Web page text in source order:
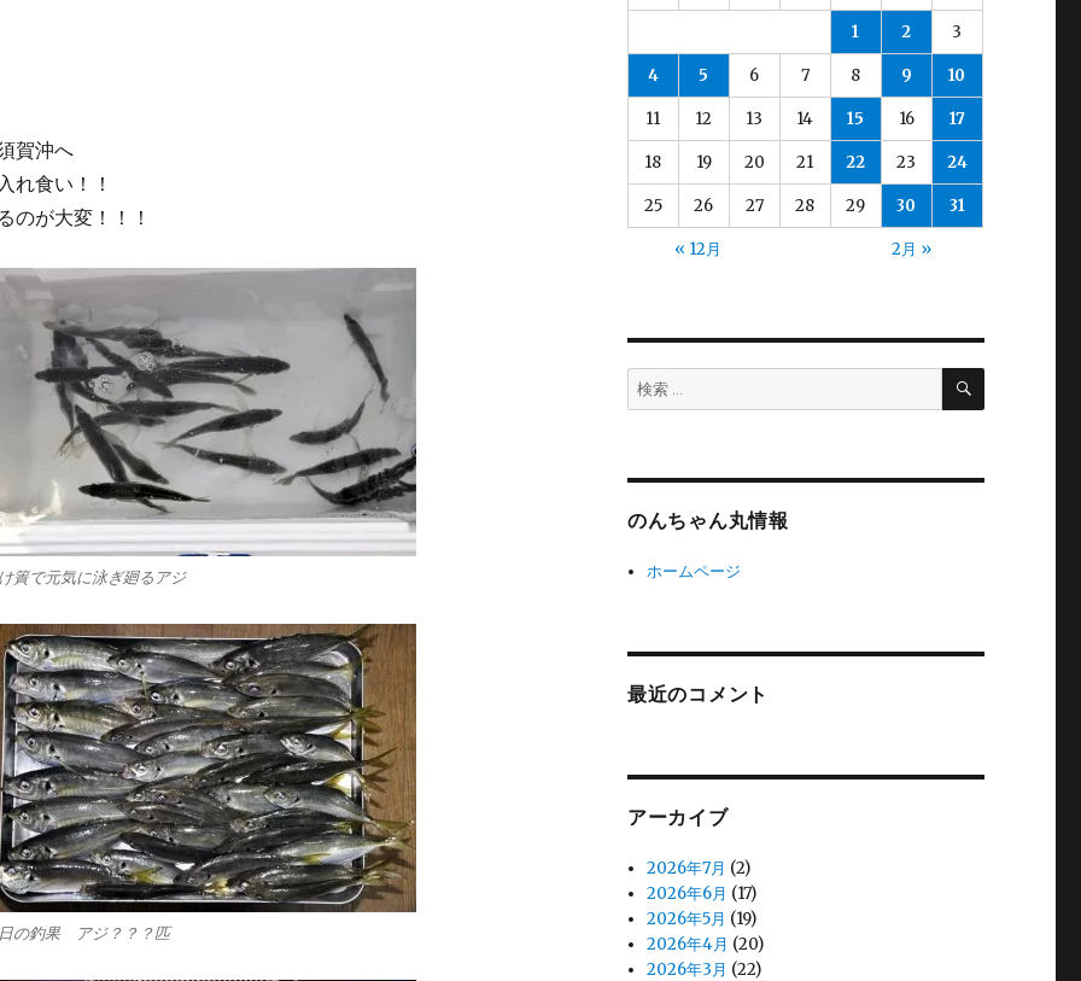
賀沖へ
れ食い！！
のが大変！！！
簀で元気に泳ぎ廻るアジ
の釣果 アジ？？？匹
1 2 3
4 5 6 7 8 9 10
11 12 13 14 15 16 17
18 19 20 21 22 23 24
25 26 27 28 29 30 31
« 12月 2月 »
検
索:
検
のんちゃん丸情報
ホームページ
最近のコメント
アーカイブ
2026年7月 (2)
2026年6月 (17)
2026年5月 (19)
2026年4月 (20)
2026年3月 (22)